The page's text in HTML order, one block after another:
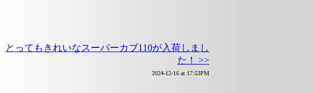
とってもきれいなスーパーカブ110が入荷しまし
た！ >>
2024-12-16 at 17:53PM